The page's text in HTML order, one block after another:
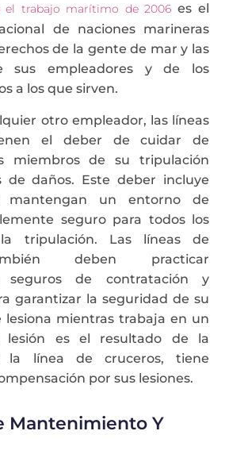
el trabajo marítimo de 2006 es el
de naciones marineras
de la gente de mar y las
sus empleadores y de los
a los que sirven.
otro empleador, las líneas
el deber de cuidar de
miembros de su tripulación
de daños. Este deber incluye
mantengan un entorno de
seguro para todos los
tripulación. Las líneas de
deben practicar
seguros de contratación y
garantizar la seguridad de su
lesiona mientras trabaja en un
lesión es el resultado de la
la línea de cruceros, tiene
por sus lesiones.
Mantenimiento Y